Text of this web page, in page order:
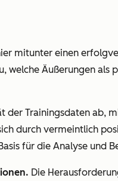
mitunter einen
welche Äußerungen
Trainingsdaten ab,
durch vermeintlich
für die Analyse und
Die